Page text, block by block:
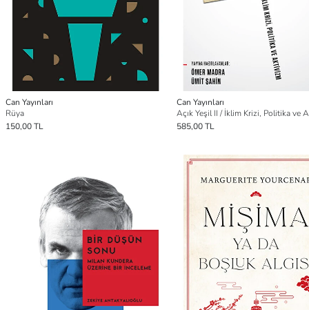
Can Yayınları
Rüya
150,00 TL
Can Yayınları
Açık Yeşil II / İklim Krizi, Politika ve
585,00 TL